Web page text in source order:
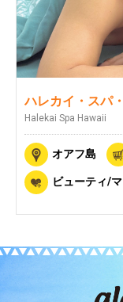
ハレカイ・スパ
Halekai Spa Hawaii
オアフ島
ビューティ/